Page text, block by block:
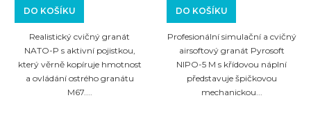
DO KOŠÍKU
Realistický cvičný granát
NATO-P s aktivní pojistkou,
který věrně kopíruje hmotnost
a ovládání ostrého granátu
M67....
DO KOŠÍKU
Profesionální simulační a cvičný
airsoftový granát Pyrosoft
NIPO-5 M s křídovou náplní
představuje špičkovou
mechanickou...